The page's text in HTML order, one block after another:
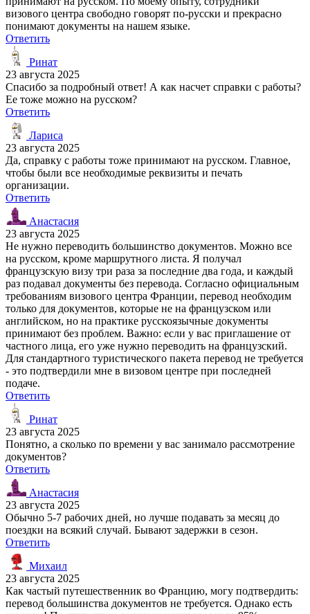
визового центра свободно говорят по-русски и прекрасно
понимают документы на нашем языке.
Ответить
Ринат
23 августа 2025
Спасибо за подробный ответ! А как насчет справки с работы?
Ее тоже можно на русском?
Ответить
Лариса
23 августа 2025
Да, справку с работы тоже принимают на русском. Главное,
чтобы были все необходимые реквизиты и печать
организации.
Ответить
Анастасия
23 августа 2025
Не нужно переводить большинство документов. Можно все
на русском, кроме маршрутного листа. Я получал
французскую визу три раза за последние два года, и каждый
раз подавал документы без перевода. Согласно официальным
требованиям визового центра Франции, перевод необходим
только для документов, которые не на французском или
английском, но на практике русскоязычные документы
принимают без проблем. Важно: если у вас приглашение от
частного лица, его уже нужно переводить на французский.
Для стандартного туристического пакета перевод не требуется
- это подтвердили мне в визовом центре при последней
подаче.
Ответить
Ринат
23 августа 2025
Понятно, а сколько по времени у вас занимало рассмотрение
документов?
Ответить
Анастасия
23 августа 2025
Обычно 5-7 рабочих дней, но лучше подавать за месяц до
поездки на всякий случай. Бывают задержки в сезон.
Ответить
Михаил
23 августа 2025
Как частый путешественник во Францию, могу подтвердить:
перевод большинства документов не требуется. Однако есть